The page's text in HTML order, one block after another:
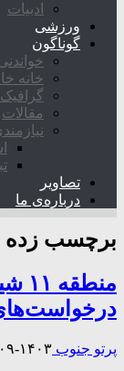
ادبیات
ورزشی
گوناگون
خانه
گرافیک
مقالات
تصاویر
درباره‌ی ما
برچسب زده
پرتو جنوب ۱۴۰۳-۰۹-۰۶